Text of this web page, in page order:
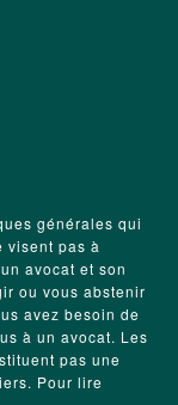
générales qui
visent pas à
avocat et son
ou vous abstenir
avez besoin de
à un avocat. Les
pas une
Pour lire